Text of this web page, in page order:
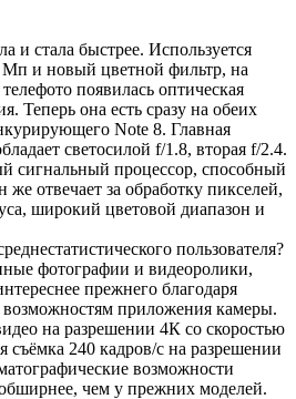
и стала быстрее. Используется
Мп и новый цветной фильтр, на
появилась оптическая
Теперь она есть сразу на обеих
Note 8. Главная
светосилой f/1.8, вторая f/2.4.
сигнальный процессор, способный
же отвечает за обработку пикселей,
широкий цветовой диапазон и
пользователя?
фотографии и видеоролики,
прежнего благодаря
приложения камеры.
на разрешении 4К со скоростью
съёмка 240 кадров/с на разрешении
возможности
чем у прежних моделей.